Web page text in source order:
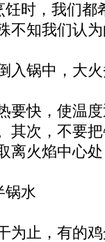
时，我们都
不知我们认
锅中，大火
快，使温度
其次，不要
离火焰中心
水
止，有的鸡